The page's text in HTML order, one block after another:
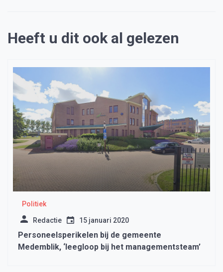
Heeft u dit ook al gelezen
Politiek
Redactie 15 januari 2020
Personeelsperikelen bij de gemeente
Medemblik, ‘leegloop bij het managementsteam’